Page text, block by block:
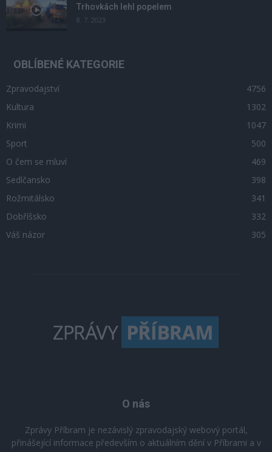
Trhovkách lehl popelem
8. 7. 2023
OBLÍBENÉ KATEGORIE
Zpravodajství
4756
Kultura
1302
Krimi
1047
Sport
500
O čem se mluví
469
Sedlčansko
398
Rožmitálsko
341
Dobříšsko
332
Váš názor
305
O nás
Zprávy Příbram je nezávislý zpravodajský webový portál,
přinášející informace především o aktuálním dění v Příbrami a v